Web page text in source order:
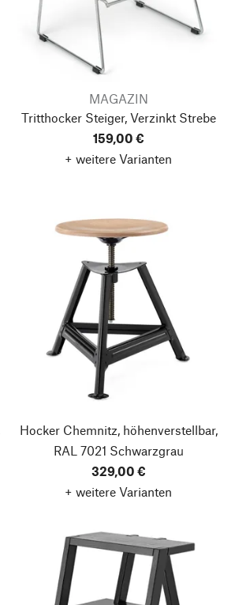
MAGAZIN
Tritthocker Steiger, VerzinktStrebe
159,00 €
+ weitere Varianten
Hocker Chemnitz, höhenverstellbar,
RAL 7021 Schwarzgrau
329,00 €
+ weitere Varianten